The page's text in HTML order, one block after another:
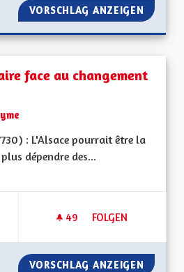
VORSCHLAG ANZEIGEN
face au changement
: L'Alsace pourrait être la
dépendre des...
49 49 FOLLOWER
FOLGEN
L'ALSACE
VORSCHLAG ANZEIGEN